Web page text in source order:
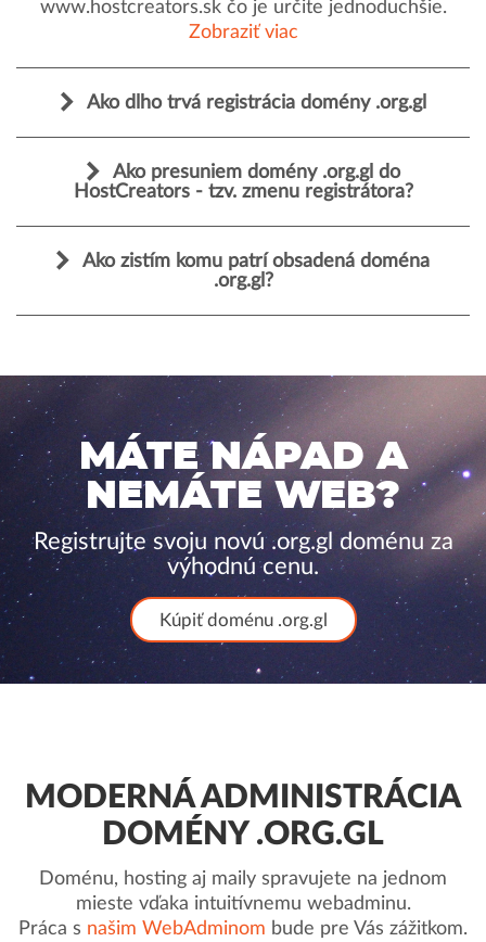
www.hostcreators.sk čo je určite jednoduchšie.
Zobraziť viac
Ako dlho trvá registrácia domény .org.gl
Ako presuniem domény .org.gl do
HostCreators - tzv. zmenu registrátora?
Ako zistím komu patrí obsadená doména
.org.gl?
MÁTE NÁPAD A
NEMÁTE WEB?
Registrujte svoju novú .org.gl doménu za
výhodnú cenu.
Kúpiť doménu .org.gl
MODERNÁ ADMINISTRÁCIA
DOMÉNY .ORG.GL
Doménu, hosting aj maily spravujete na jednom
mieste vďaka intuitívnemu webadminu.
Práca s našim WebAdminom bude pre Vás zážitkom.